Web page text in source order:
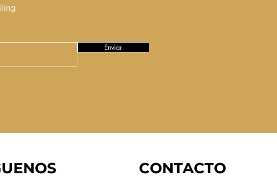
Enviar
CONTACTO